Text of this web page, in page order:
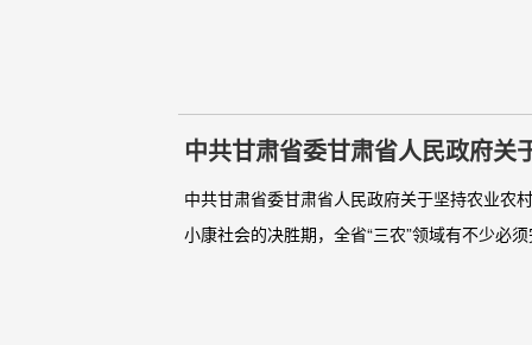
中共甘肃省委甘肃省人民政府关
中共甘肃省委甘肃省人民政府关于坚持农业农
小康社会的决胜期，全省“三农”领域有不少必